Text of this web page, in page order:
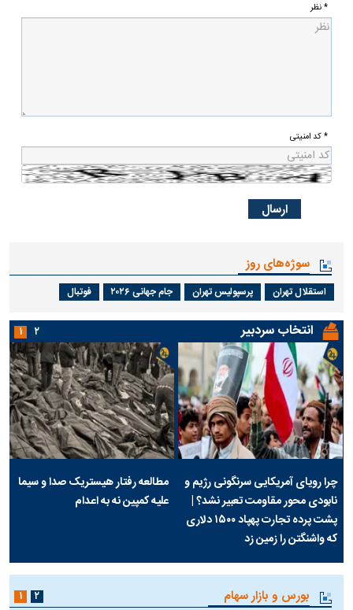
* نظر
* کد امنیتی
سوژه‌های روز
استقلال تهران پرسپولیس تهران جام جهانی ۲۰۲۶ فوتبال
انتخاب سردبیر
چرا رویای آمریکایی سرنگونی رژیم و
نابودی محور مقاومت تعبیر نشد؟ |
پشت پرده تجارت پهپاد‌ ۱۵۰۰ دلاری
که واشنگتن را زمین زد
مطالعه رفتار هیستریک صدا و سیما
علیه کمپین نه به اعدام
۱ ۲
بورس و بازار سهام ۱ ۲